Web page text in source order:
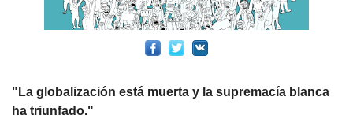
"La globalización está muerta y la supremacía blanca
ha triunfado."